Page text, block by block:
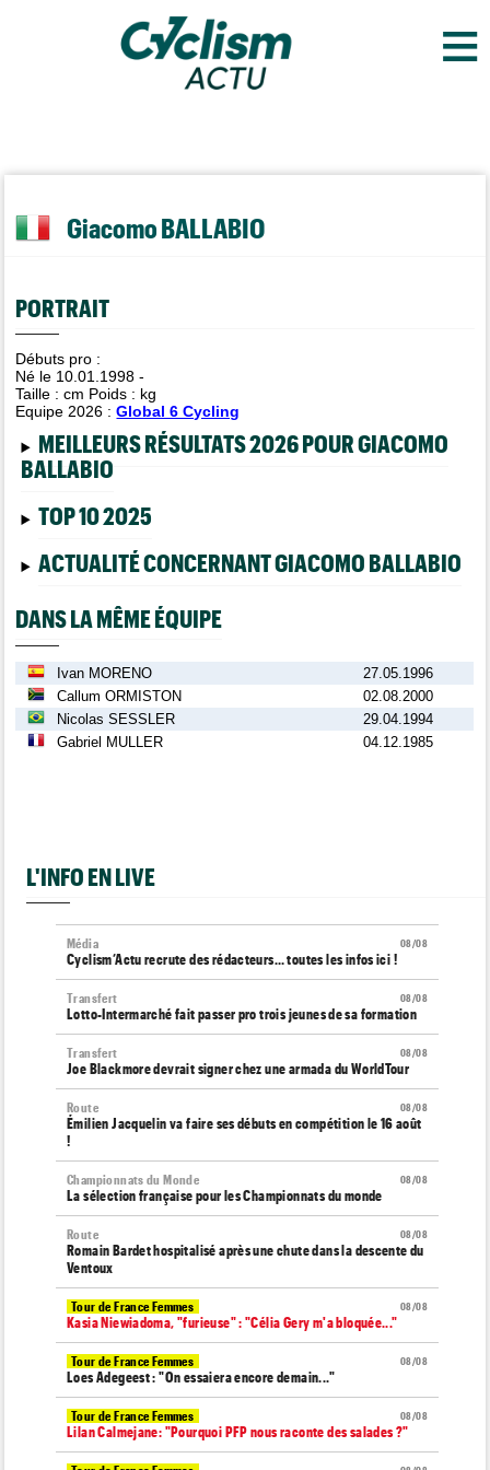
≡
Giacomo BALLABIO
PORTRAIT
Débuts pro :
Né le 10.01.1998 -
Taille :cm Poids : kg
Equipe 2026 :Global 6 Cycling
MEILLEURS RÉSULTATS 2026 POUR GIACOMO
BALLABIO
TOP 10 2025
ACTUALITÉ CONCERNANT GIACOMO BALLABIO
DANS LA MÊME ÉQUIPE
Ivan MORENO
27.05.1996
Callum ORMISTON
02.08.2000
Nicolas SESSLER
29.04.1994
Gabriel MULLER
04.12.1985
L'INFO EN LIVE
08/08
Média
Cyclism’Actu recrute des rédacteurs… toutes les infos ici !
08/08
Transfert
Lotto-Intermarché fait passer pro trois jeunes de sa formation
08/08
Transfert
Joe Blackmore devrait signer chez une armada du WorldTour
08/08
Route
Émilien Jacquelin va faire ses débuts en compétition le 16 août
!
08/08
Championnats du Monde
La sélection française pour les Championnats du monde
08/08
Route
Romain Bardet hospitalisé après une chute dans la descente du
Ventoux
08/08
Tour de France Femmes
Kasia Niewiadoma, "furieuse" : "Célia Gery m'a bloquée..."
08/08
Tour de France Femmes
Loes Adegeest : "On essaiera encore demain..."
08/08
Tour de France Femmes
Lilan Calmejane: "Pourquoi PFP nous raconte des salades ?"